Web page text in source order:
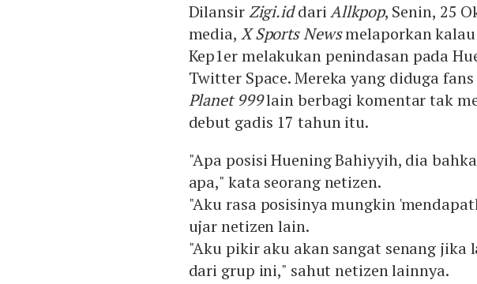
Dilansir Zigi.iddariAllkpop, Senin, 25
media, X Sports Newsmelaporkan
Kep1er melakukan penindasan pada
Twitter Space. Mereka yang diduga
Planet 999lain berbagi komentar tak
debut gadis 17 tahun itu.
"Apa posisi Huening Bahiyyih, dia
apa," kata seorang netizen.
"Aku rasa posisinya mungkin
ujar netizen lain.
"Aku pikir aku akan sangat senang
dari grup ini," sahut netizen lainnya.